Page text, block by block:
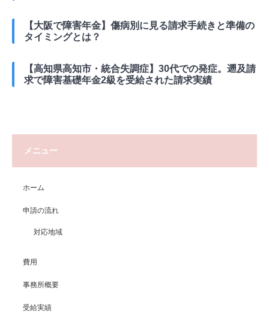
【大阪で障害年金】傷病別に見る請求手続きと準備の
タイミングとは？
【高知県高知市・統合失調症】30代での発症。遡及請
求で障害基礎年金2級を受給された請求実績
メニュー
ホーム
申請の流れ
対応地域
費用
事務所概要
受給実績